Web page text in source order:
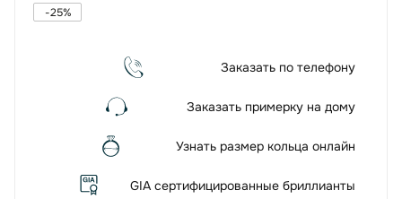
-25%
Заказать по телефону
Заказать примерку на дому
Узнать размер кольца онлайн
GIA сертифицированные бриллианты